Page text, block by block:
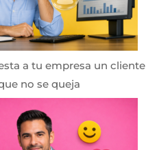
a tu empresa un cliente
no se queja